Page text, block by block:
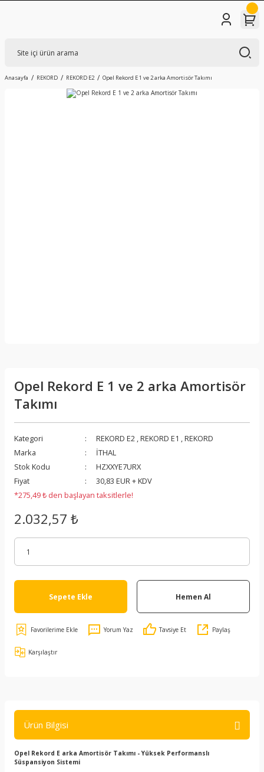
Anasayfa REKORD REKORD E2 Opel Rekord E 1 ve 2 arka Amortisör Takımı
Opel Rekord E 1 ve 2 arka Amortisör
Takımı
Kategori REKORD E2 ,REKORD E1 ,REKORD
Marka
İTHAL
Stok Kodu
HZXXYE7URX
Fiyat
30,83 EUR + KDV
*275,49 ₺ den başlayan taksitlerle!
2.032,57 ₺
Sepete Ekle Hemen Al
Yorum Yaz Tavsiye Et Paylaş
Karşılaştır
Ürün Bilgisi
Opel Rekord E arka Amortisör Takımı - Yüksek Performanslı
Süspansiyon Sistemi